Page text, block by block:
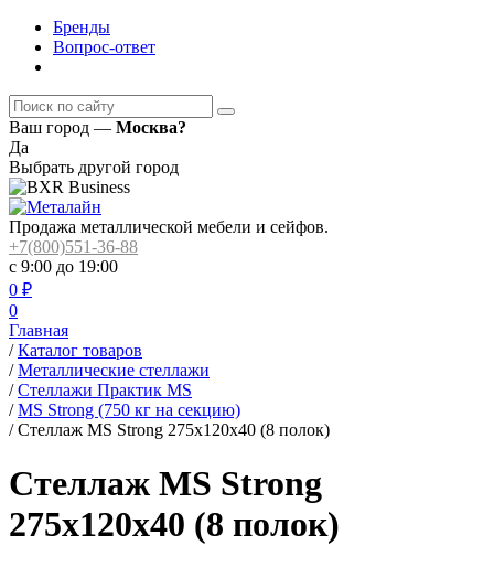
Бренды
Вопрос-ответ
Ваш город — Москва?
Да
Выбрать другой город
Продажа металлической мебели и сейфов.
+7(800)551-36-88
с 9:00 до 19:00
0 ₽
0
Главная
/ Каталог товаров
/ Металлические стеллажи
/ Стеллажи Практик MS
/ MS Strong (750 кг на секцию)
/ Стеллаж MS Strong 275x120x40 (8 полок)
Стеллаж MS Strong
275x120x40 (8 полок)